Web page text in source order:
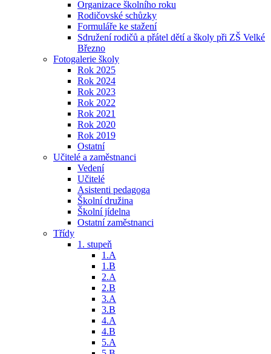
Organizace školního roku
Rodičovské schůzky
Formuláře ke stažení
Sdružení rodičů a přátel dětí a školy při ZŠ Velké
Březno
Fotogalerie školy
Rok 2025
Rok 2024
Rok 2023
Rok 2022
Rok 2021
Rok 2020
Rok 2019
Ostatní
Učitelé a zaměstnanci
Vedení
Učitelé
Asistenti pedagoga
Školní družina
Školní jídelna
Ostatní zaměstnanci
Třídy
1. stupeň
1.A
1.B
2.A
2.B
3.A
3.B
4.A
4.B
5.A